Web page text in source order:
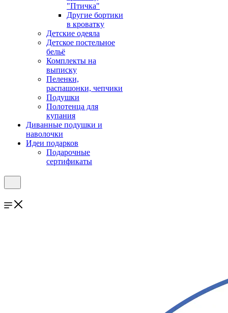
"Птичка"
Другие бортики
в кроватку
Детские одеяла
Детское постельное
бельё
Комплекты на
выписку
Пеленки,
распашонки, чепчики
Подушки
Полотенца для
купания
Диванные подушки и
наволочки
Идеи подарков
Подарочные
сертификаты